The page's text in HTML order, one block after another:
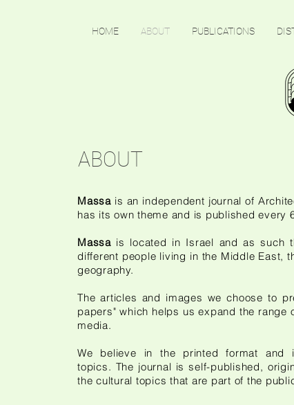
HOME ABOUT PUBLICATIONS
ABOUT
Massais an independent journal of
has its own theme and is published every
Massais located in Israel and as such
different people living in the Middle East,
geography.
The articles and images we choose to
papers" which helps us expand the
media.
We believe in the printed format and
topics. The journal is self-published,
the cultural topics that are part of the